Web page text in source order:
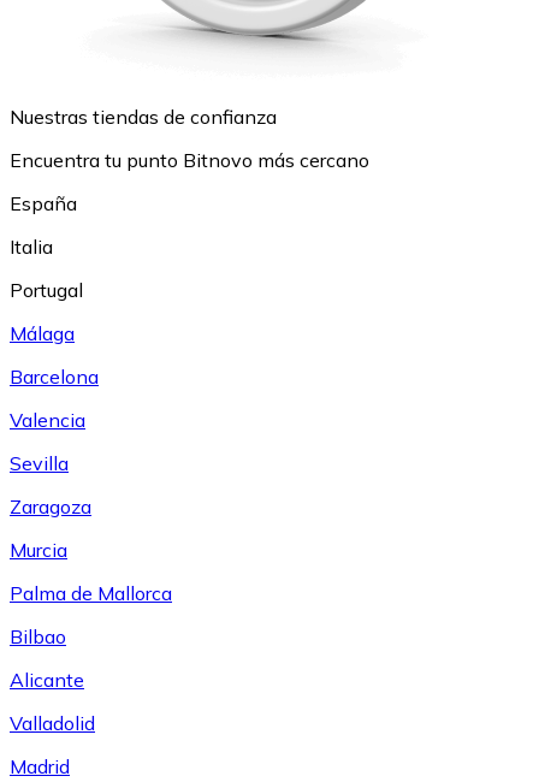
Nuestras tiendas de confianza
Encuentra tu punto Bitnovo más cercano
España
Italia
Portugal
Málaga
Barcelona
Valencia
Sevilla
Zaragoza
Murcia
Palma de Mallorca
Bilbao
Alicante
Valladolid
Madrid